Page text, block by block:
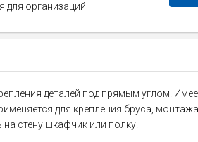
для организаций
деталей под прямым углом.
для крепления бруса,
стену шкафчик или полку.